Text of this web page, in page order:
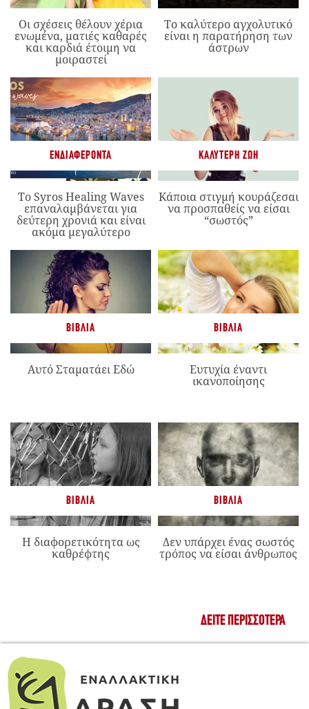
Οι σχέσεις θέλουν χέρια
ενωμένα, ματιές καθαρές
και καρδιά έτοιμη να
μοιραστεί
Το καλύτερο αγχολυτικό
είναι η παρατήρηση των
άστρων
ΕΝΔΙΑΦΈΡΟΝΤΑ
Το Syros Healing Waves
επαναλαμβάνεται για
δεύτερη χρονιά και είναι
ακόμα μεγαλύτερο
ΚΑΛΎΤΕΡΗ ΖΩΉ
Κάποια στιγμή κουράζεσαι
να προσπαθείς να είσαι
“σωστός”
ΒΙΒΛΊΑ
Αυτό Σταματάει Εδώ
ΒΙΒΛΊΑ
Ευτυχία έναντι
ικανοποίησης
ΒΙΒΛΊΑ
Η διαφορετικότητα ως
καθρέφτης
ΒΙΒΛΊΑ
Δεν υπάρχει ένας σωστός
τρόπος να είσαι άνθρωπος
ΔΕΊΤΕ ΠΕΡΙΣΣΌΤΕΡΑ